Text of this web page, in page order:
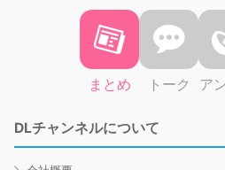
まとめ トーク ア
DLチャンネルについて